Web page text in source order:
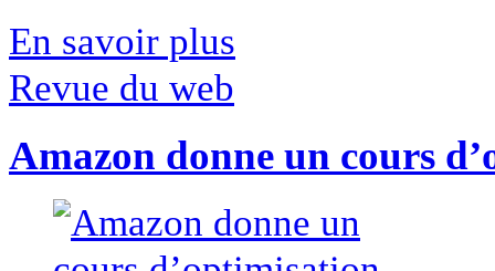
En savoir plus
Revue du web
Amazon donne un cours